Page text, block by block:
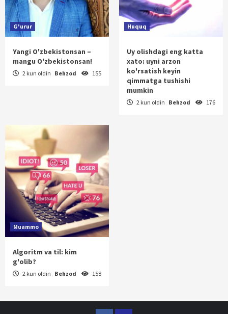
G'urur
Yangi O'zbekistonsan –
mangu O'zbekistonsan!
2 kun oldin Behzod 155
Huquq
Uy olishdagi eng katta
xato: uyni arzon
ko'rsatish keyin
qimmatga tushishi
mumkin
2 kun oldin Behzod 176
Muammo
Algoritm va til: kim
g'olib?
2 kun oldin Behzod 158